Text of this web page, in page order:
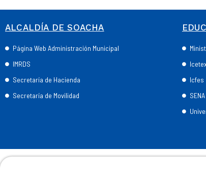
ALCALDÍA DE SOACHA
Página Web Administración Municipal
IMRDS
Secretaría de Hacienda
Secretaría de Movilidad
Icfes
SENA